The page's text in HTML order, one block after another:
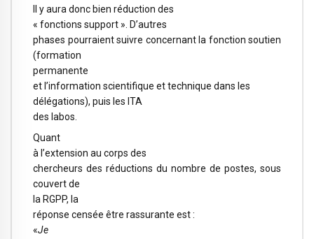
Il y aura donc bien réduction des
« fonctions support ». D’autres
phases pourraient suivre concernant la fonction soutien
(formation
permanente
et l’information scientifique et technique dans les
délégations), puis les ITA
des labos.
Quant
à l’extension au corps des
chercheurs des réductions du nombre de postes, sous
couvert de
la RGPP, la
réponse censée être rassurante est :
«Je